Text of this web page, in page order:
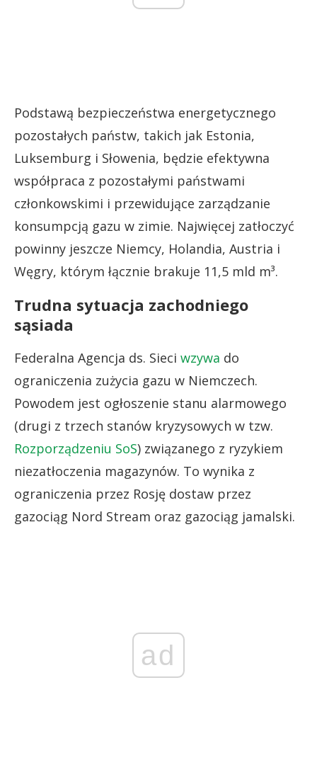
Podstawą bezpieczeństwa energetycznego
pozostałych państw, takich jak Estonia,
Luksemburg i Słowenia, będzie efektywna
współpraca z pozostałymi państwami
członkowskimi i przewidujące zarządzanie
konsumpcją gazu w zimie. Najwięcej zatłoczyć
powinny jeszcze Niemcy, Holandia, Austria i
Węgry, którym łącznie brakuje 11,5 mld m³.
Trudna sytuacja zachodniego
sąsiada
Federalna Agencja ds. Sieci wzywa do
ograniczenia zużycia gazu w Niemczech.
Powodem jest ogłoszenie stanu alarmowego
(drugi z trzech stanów kryzysowych w tzw.
Rozporządzeniu SoS) związanego z ryzykiem
niezatłoczenia magazynów. To wynika z
ograniczenia przez Rosję dostaw przez
gazociąg Nord Stream oraz gazociąg jamalski.
ad